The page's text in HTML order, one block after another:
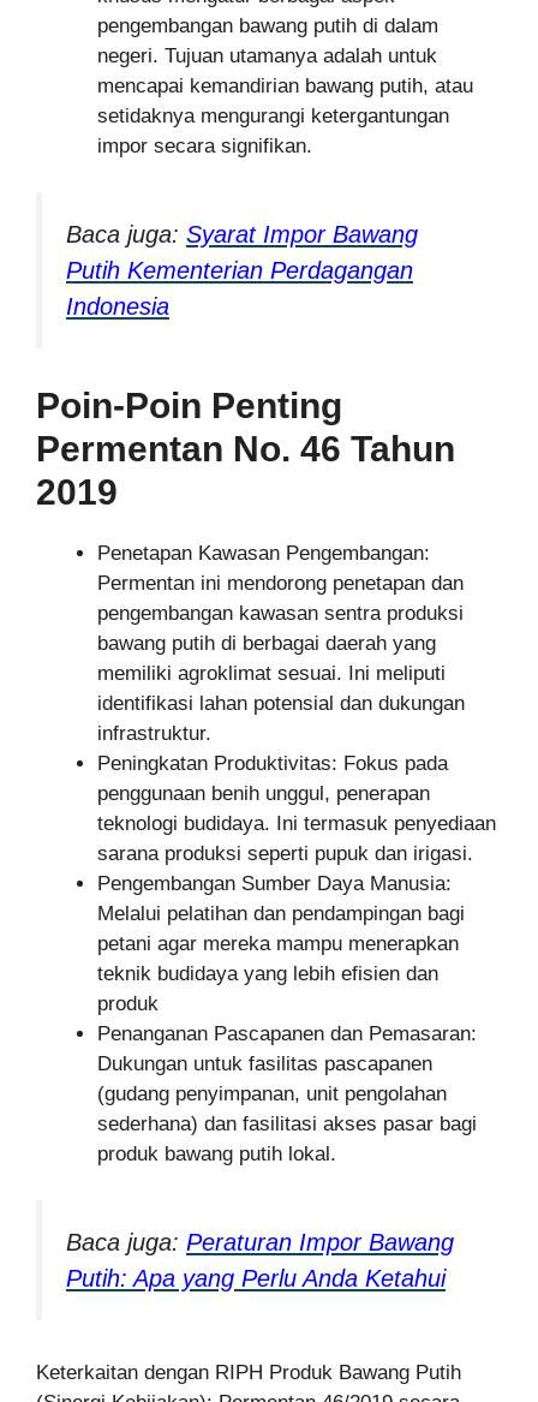
pengembangan bawang putih di dalam
negeri. Tujuan utamanya adalah untuk
mencapai kemandirian bawang putih, atau
setidaknya mengurangi ketergantungan
impor secara signifikan.
Baca juga: Syarat Impor Bawang
Putih Kementerian Perdagangan
Indonesia
Poin-Poin Penting
Permentan No. 46 Tahun
2019
Penetapan Kawasan Pengembangan:
Permentan ini mendorong penetapan dan
pengembangan kawasan sentra produksi
bawang putih di berbagai daerah yang
memiliki agroklimat sesuai. Ini meliputi
identifikasi lahan potensial dan dukungan
infrastruktur.
Peningkatan Produktivitas: Fokus pada
penggunaan benih unggul, penerapan
teknologi budidaya. Ini termasuk penyediaan
sarana produksi seperti pupuk dan irigasi.
Pengembangan Sumber Daya Manusia:
Melalui pelatihan dan pendampingan bagi
petani agar mereka mampu menerapkan
teknik budidaya yang lebih efisien dan
produk
Penanganan Pascapanen dan Pemasaran:
Dukungan untuk fasilitas pascapanen
(gudang penyimpanan, unit pengolahan
sederhana) dan fasilitasi akses pasar bagi
produk bawang putih lokal.
Baca juga: Peraturan Impor Bawang
Putih: Apa yang Perlu Anda Ketahui
Keterkaitan dengan RIPH Produk Bawang Putih